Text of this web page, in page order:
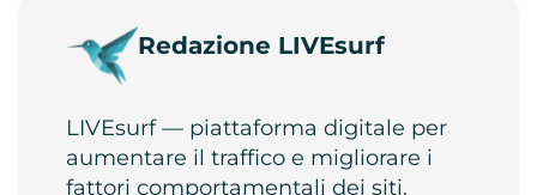
Redazione LIVEsurf
LIVEsurf — piattaforma digitale per
aumentare il traffico e migliorare i
fattori comportamentali dei siti.